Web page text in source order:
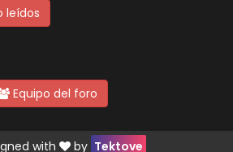
leídos
Equipo del foro
with by Tektove